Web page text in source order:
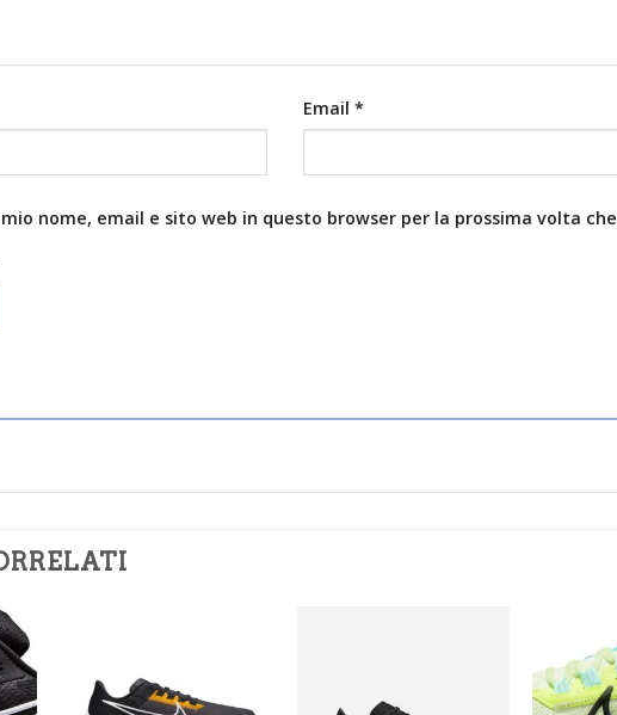
Email *
mio nome, email e sito web in questo browser per la prossima volta che